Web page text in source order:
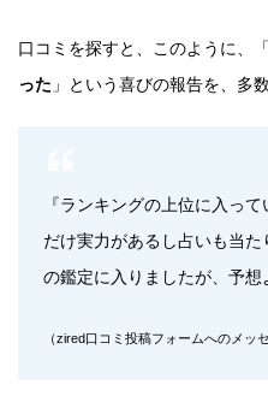
口コミを探すと、このように、「
った 」という喜びの報告を、多
『ランキングの上位に入っ
だけ実力があるし占いも当
の鑑定に入りましたが、予想
（zired口コミ投稿フォームへのメッ